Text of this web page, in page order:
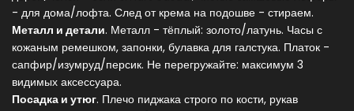
- для дома/лофта. След от крема на подошве - стираем.
Металл и детали. Металл - тёплый: золото/латунь. Часы с
кожаным ремешком, запонки, булавка для галстука. Платок -
сапфир/изумруд/персик. Не перегружайте: максимум 3
видимых аксессуара.
Посадка и утюг. Плечо пиджака строго по кости, рукав